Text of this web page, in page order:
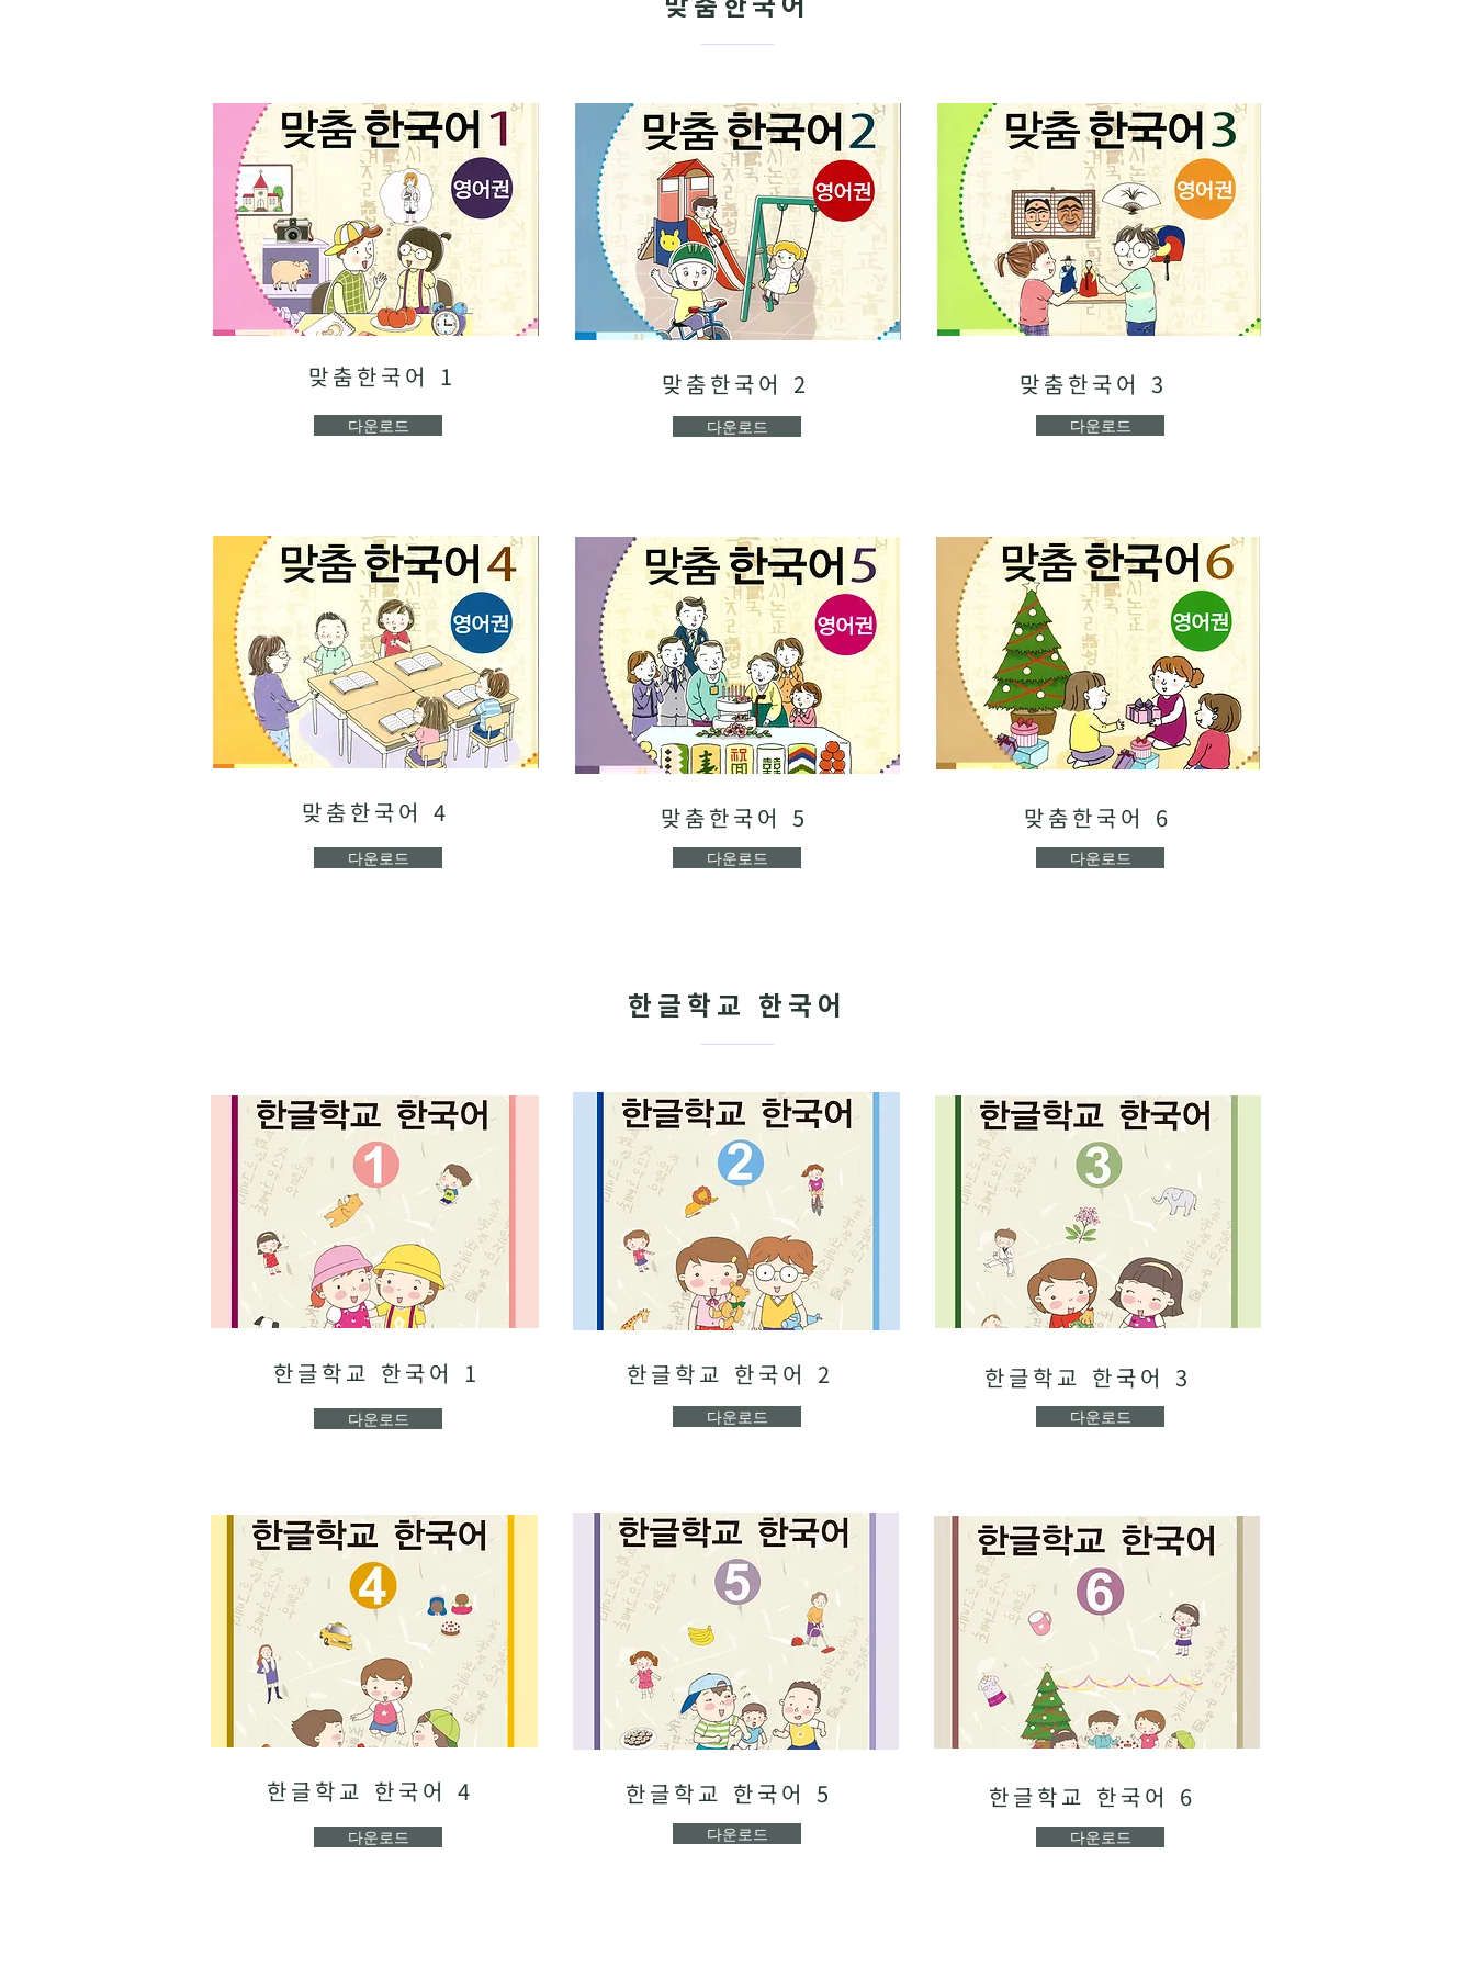
맞춤한국어 1
다운로드
맞춤한국어 2
다운로드
맞춤한국어 3
다운로드
맞춤한국어 4
다운로드
맞춤한국어 5
다운로드
맞춤한국어 6
다운로드
한글학교 한국어
한글학교 한국어 3
다운로드
한글학교 한국어 2
다운로드
한글학교 한국어 1
다운로드
한글학교 한국어 4
다운로드
한글학교 한국어 5
다운로드
한글학교 한국어 6
다운로드